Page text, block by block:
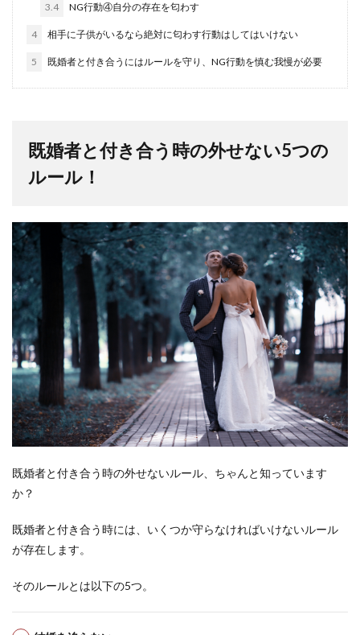
3.4 NG行動④自分の存在を匂わす
4 相手に子供がいるなら絶対に匂わす行動はしてはいけない
5 既婚者と付き合うにはルールを守り、NG行動を慎む我慢が必要
既婚者と付き合う時の外せない5つの
ルール！
既婚者と付き合う時の外せないルール、ちゃんと知っています
か？
既婚者と付き合う時には、いくつか守らなければいけないルール
が存在します。
そのルールとは以下の5つ。